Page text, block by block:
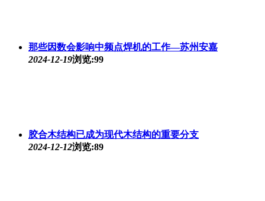
那些因数会影响中频点焊机的工作—苏州安嘉
2024-12-19浏览:99
胶合木结构已成为现代木结构的重要分支
2024-12-12浏览:89